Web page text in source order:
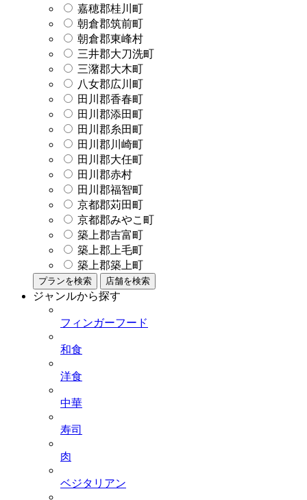
嘉穂郡桂川町
朝倉郡筑前町
朝倉郡東峰村
三井郡大刀洗町
三潴郡大木町
八女郡広川町
田川郡香春町
田川郡添田町
田川郡糸田町
田川郡川崎町
田川郡大任町
田川郡赤村
田川郡福智町
京都郡苅田町
京都郡みやこ町
築上郡吉富町
築上郡上毛町
築上郡築上町
プランを検索 店舗を検索
ジャンルから探す
フィンガーフード
和食
洋食
中華
寿司
肉
ベジタリアン